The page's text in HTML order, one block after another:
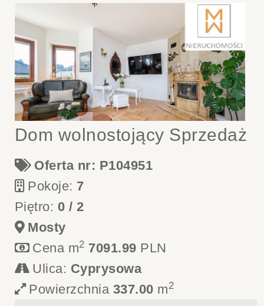
Dom wolnostojący Sprzedaż
Oferta nr: P104951
Pokoje: 7
Piętro: 0 / 2
Mosty
Cena m2 7091.99 PLN
Ulica: Cyprysowa
Powierzchnia 337.00 m2